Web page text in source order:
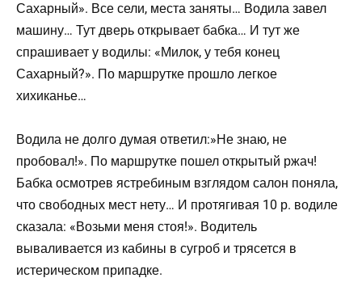
Сахарный». Все сели, места заняты… Водила завел
машину… Тут дверь открывает бабка… И тут же
спрашивает у водилы: «Милок, у тебя конец
Сахарный?». По маршрутке прошло легкое
хихиканье…
Водила не долго думая ответил:»Не знаю, не
пробовал!». По маршрутке пошел открытый ржач!
Бабка осмотрев ястребиным взглядом салон поняла,
что свободных мест нету… И протягивая 10 р. водиле
сказала: «Возьми меня стоя!». Водитель
вываливается из кабины в сугроб и трясется в
истерическом припадке.